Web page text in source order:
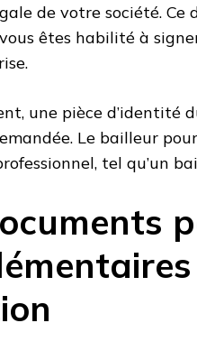
de votre société.
êtes habilité à
une pièce d’identité
Le bailleur
tel qu’un